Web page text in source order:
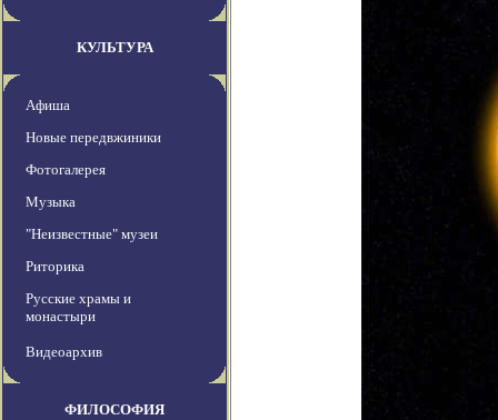
КУЛЬТУРА
Афиша
Новые передвжиники
Фотогалерея
Музыка
"Неизвестные" музеи
Риторика
Русские храмы и
монастыри
Видеоархив
ФИЛОСОФИЯ